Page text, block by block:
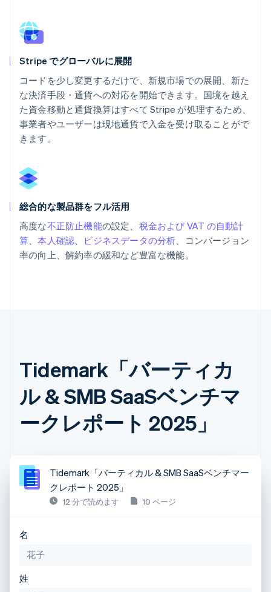
Stripe でグローバルに展開
コードを少し変更するだけで、新規市場での展開、新た
な決済手段・通貨への対応を開始できます。国境を越え
た資金移動と通貨換算はすべて Stripe が処理するため、
事業者やユーザーは現地通貨で入金を受け取ることがで
きます。
総合的な製品群をフル活用
高度な不正防止機能の設定、 税金および VAT の自動計
算、本人確認、 ビジネスデータの分析、コンバージョン
率の向上、解約率の緩和など豊富な機能。
Tidemark「バーティカ
ル & SMB SaaSベンチマ
ークレポート 2025」
Tidemark「バーティカル & SMB SaaSベンチマー
クレポート 2025」
12 分で読めます 10 ページ
名
姓